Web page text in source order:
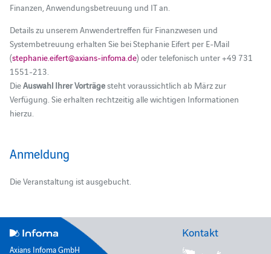
Finanzen, Anwendungsbetreuung und IT an.
Details zu unserem Anwendertreffen für Finanzwesen und
Systembetreuung erhalten Sie bei Stephanie Eifert per E-Mail
(stephanie.eifert@axians-infoma.de) oder telefonisch unter +49 731
1551-213.
DieAuswahl Ihrer Vorträgesteht voraussichtlich ab März zur
Verfügung. Sie erhalten rechtzeitig alle wichtigen Informationen
hierzu.
Anmeldung
Die Veranstaltung ist ausgebucht.
Axians Infoma GmbH
Kontakt